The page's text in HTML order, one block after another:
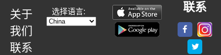
关于
我们
联系
选择语言:
联系